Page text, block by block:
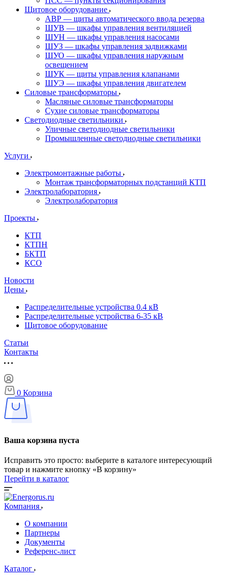
Щитовое оборудование
АВР — щиты автоматического ввода резерва
ШУВ — шкафы управления вентиляцией
ШУН — шкафы управления насосами
ШУЗ — шкафы управления задвижками
ШУО — шкафы управления наружным
освещением
ШУК — щиты управления клапанами
ШУЭ — шкафы управления двигателем
Силовые трансформаторы
Масляные силовые трансформаторы
Сухие силовые трансформаторы
Светодиодные светильники
Уличные светодиодные светильники
Промышленные светодиодные светильники
Услуги
Электромонтажные работы
Монтаж трансформаторных подстанций КТП
Электролаборатория
Электролаборатория
Проекты
КТП
КТПН
БКТП
КСО
Новости
Цены
Распределительные устройства 0.4 кВ
Распределительные устройства 6-35 кВ
Щитовое оборудование
Статьи
Контакты
0 Корзина
Ваша корзина пуста
Исправить это просто: выберите в каталоге интересующий
товар и нажмите кнопку «В корзину»
Перейти в каталог
Компания
О компании
Партнеры
Документы
Референс-лист
Каталог